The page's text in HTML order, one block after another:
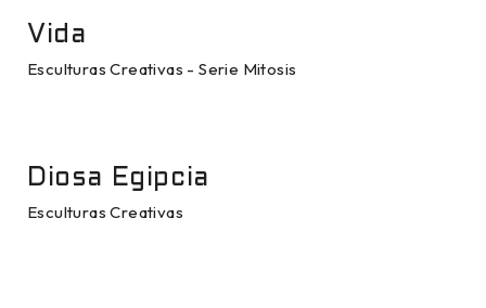
Vida
Esculturas Creativas - Serie Mitosis
Diosa Egipcia
Esculturas Creativas